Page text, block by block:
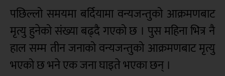
पछिल्लो समयमा बर्दियामा वन्यजन्तुको आक्रमणबाट
मृत्यु हुनेको संख्या बढ्दै गएको छ । पुस महिना भित्र नै
हाल सम्म तीन जनाको वन्यजन्तुको आक्रमणबाट मृत्यु
भएको छ भने एक जना घाइते भएका छन् ।